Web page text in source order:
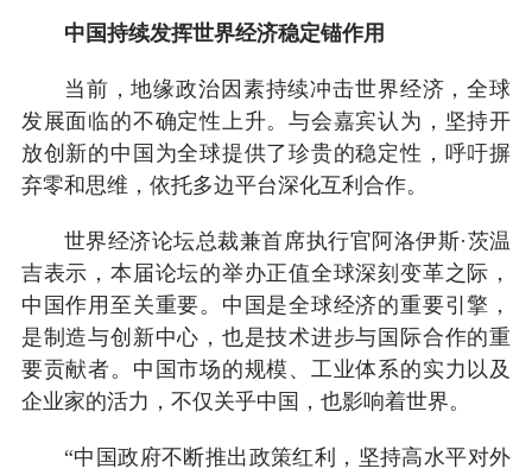
中国持续发挥世界经济稳定锚作用
当前，地缘政治因素持续冲击世界经济，全球
发展面临的不确定性上升。与会嘉宾认为，坚持开
放创新的中国为全球提供了珍贵的稳定性，呼吁摒
弃零和思维，依托多边平台深化互利合作。
世界经济论坛总裁兼首席执行官阿洛伊斯·茨温
吉表示，本届论坛的举办正值全球深刻变革之际，
中国作用至关重要。中国是全球经济的重要引擎，
是制造与创新中心，也是技术进步与国际合作的重
要贡献者。中国市场的规模、工业体系的实力以及
企业家的活力，不仅关乎中国，也影响着世界。
“中国政府不断推出政策红利，坚持高水平对外